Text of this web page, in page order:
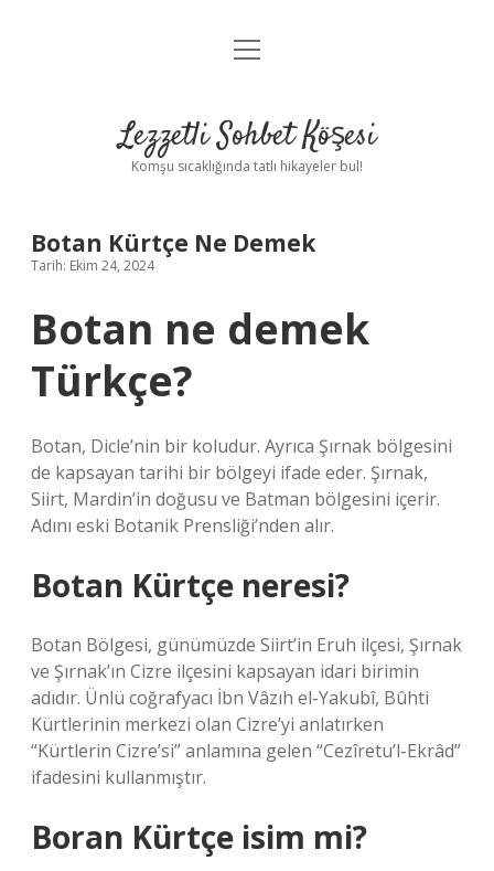
Anasayfa
Yasal Uyarı
menüyü
Lezzetli Sohbet Köşesi
Komşu sıcaklığında tatlı hikayeler bul!
Botan Kürtçe Ne Demek
Tarih: Ekim 24, 2024
Botan ne demek
Türkçe?
Botan, Dicle’nin bir koludur. Ayrıca Şırnak bölgesini
de kapsayan tarihi bir bölgeyi ifade eder. Şırnak,
Siirt, Mardin’in doğusu ve Batman bölgesini içerir.
Adını eski Botanik Prensliği’nden alır.
Botan Kürtçe neresi?
Botan Bölgesi, günümüzde Siirt’in Eruh ilçesi, Şırnak
ve Şırnak’ın Cizre ilçesini kapsayan idari birimin
adıdır. Ünlü coğrafyacı İbn Vâzıh el-Yakubî, Bûhti
Kürtlerinin merkezi olan Cizre’yi anlatırken
“Kürtlerin Cizre’si” anlamına gelen “Cezîretu’l-Ekrâd”
ifadesini kullanmıştır.
Boran Kürtçe isim mi?